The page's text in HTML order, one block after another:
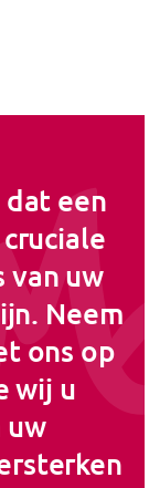
dat een
van uw
Neem
ons op
wij u
uw